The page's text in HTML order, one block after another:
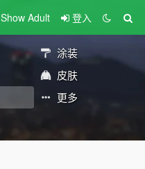
Show Adult 登入
涂装
皮肤
更多